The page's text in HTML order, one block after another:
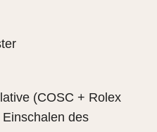
(COSC + Rolex
des